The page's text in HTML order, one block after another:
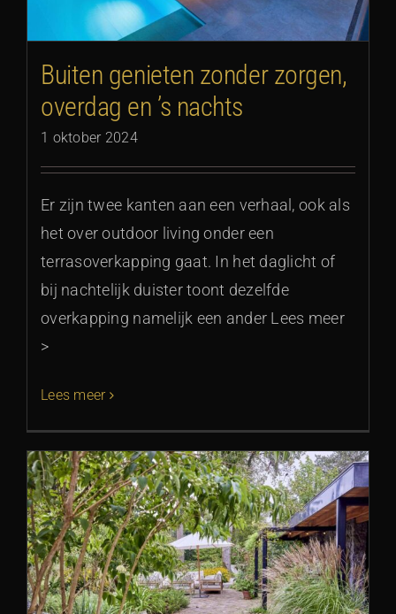
Buiten genieten zonder zorgen,
overdag en ’s nachts
1 oktober 2024
Er zijn twee kanten aan een verhaal, ook als
het over outdoor living onder een
terrasoverkapping gaat. In het daglicht of
bij nachtelijk duister toont dezelfde
overkapping namelijk een ander Lees meer
>
Lees meer